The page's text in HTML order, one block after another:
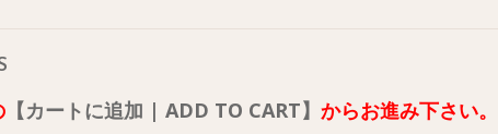
【カートに追加 | ADD TO CART】 からお進み下さい。